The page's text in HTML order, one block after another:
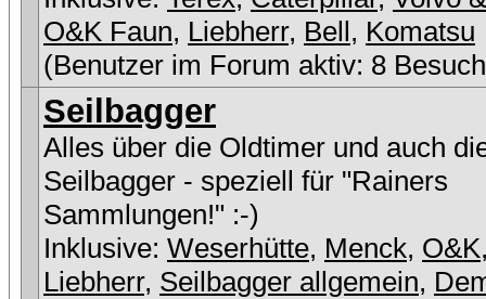
O&K Faun, Liebherr, Bell, Komatsu
(Benutzer im Forum aktiv: 8
Seilbagger
Alles über die Oldtimer und auch
Seilbagger - speziell für "Rainers
Sammlungen!" :-)
Inklusive: Weserhütte, Menck, O&K
Liebherr, Seilbagger allgemein,